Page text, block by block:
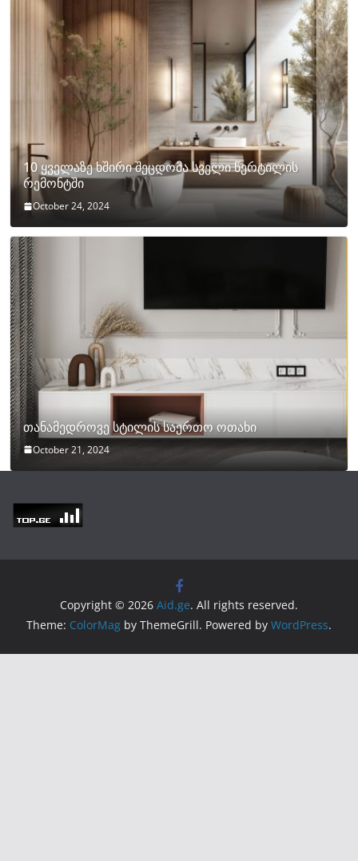
10 ყველაზე ხშირი შეცდომა სველი წერტილის
რემონტში
October 24, 2024
თანამედროვე სტილის საერთო ოთახი
October 21, 2024
Copyright © 2026 Aid.ge. All rights reserved.
Theme: ColorMag by ThemeGrill. Powered by WordPress.